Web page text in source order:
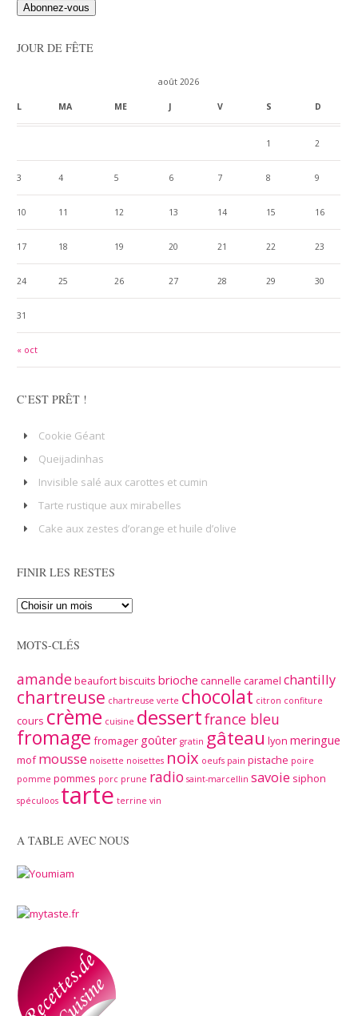
JOUR DE FÊTE
août 2026
L MA ME J V S D
« oct
1 2
3 4 5 6 7 8 9
10 11 12 13 14 15 16
17 18 19 20 21 22 23
24 25 26 27 28 29 30
31
C’EST PRÊT !
Cookie Géant
Queijadinhas
Invisible salé aux carottes et cumin
Tarte rustique aux mirabelles
Cake aux zestes d’orange et huile d’olive
FINIR LES RESTES
MOTS-CLÉS
amandebeaufortbiscuits brioche cannelle caramel chantilly
chartreuse chartreuse verte chocolat citron confiture
cours crème cuisine dessertfrance bleu
fromage fromager goûter gratin gâteau lyon meringue
mof mousse noisette noisettes noix oeufs pain pistache poire
pomme pommes porc prune radio saint-marcellin savoie siphon
spéculoos tarte terrine vin
A TABLE AVEC NOUS